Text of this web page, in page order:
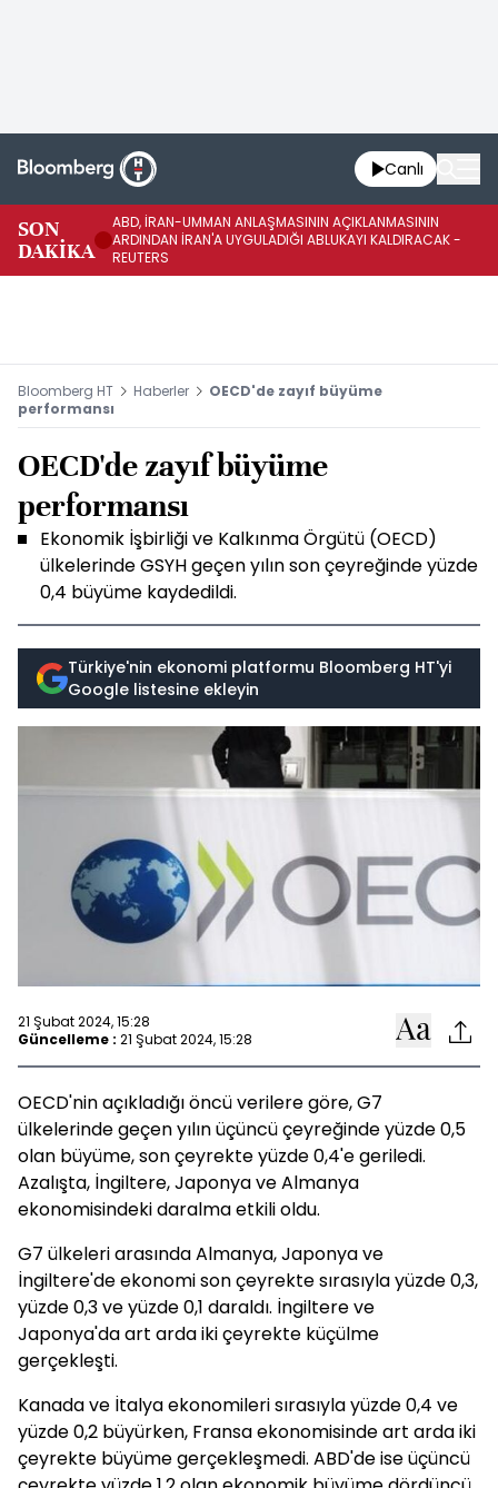
Canlı
SON
DAKİKA
ABD, İRAN-UMMAN ANLAŞMASININ AÇIKLANMASININ
ARDINDAN İRAN'A UYGULADIĞI ABLUKAYI KALDIRACAK -
REUTERS
Bloomberg HT Haberler
OECD'de zayıf büyüme
performansı
OECD'de zayıf büyüme
performansı
Ekonomik İşbirliği ve Kalkınma Örgütü (OECD)
ülkelerinde GSYH geçen yılın son çeyreğinde yüzde
0,4 büyüme kaydedildi.
Türkiye'nin ekonomi platformu Bloomberg HT'yi
Google listesine ekleyin
21 Şubat 2024, 15:28
Güncelleme : 21 Şubat 2024, 15:28
OECD'nin açıkladığı öncü verilere göre, G7
ülkelerinde geçen yılın üçüncü çeyreğinde yüzde 0,5
olan büyüme, son çeyrekte yüzde 0,4'e geriledi.
Azalışta, İngiltere, Japonya ve Almanya
ekonomisindeki daralma etkili oldu.
G7 ülkeleri arasında Almanya, Japonya ve
İngiltere'de ekonomi son çeyrekte sırasıyla yüzde 0,3,
yüzde 0,3 ve yüzde 0,1 daraldı. İngiltere ve
Japonya'da art arda iki çeyrekte küçülme
gerçekleşti.
Kanada ve İtalya ekonomileri sırasıyla yüzde 0,4 ve
yüzde 0,2 büyürken, Fransa ekonomisinde art arda iki
çeyrekte büyüme gerçekleşmedi. ABD'de ise üçüncü